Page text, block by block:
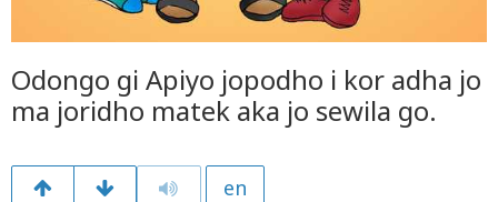
Odongo gi Apiyo jopodho i kor adha jo
ma joridho matek aka jo sewila go.
en